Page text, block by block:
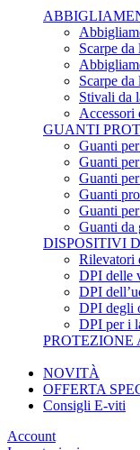
Scarpe
Scarpe
Stivali da
Accessori
GUANTI
Guanti
Guanti
Guanti
Guanti
Guanti
Guanti da
DISPOSITIVI
Rilevatori
DPI delle
DPI
DPI degli
DPI per i
PROTEZIONE
NOVITÀ
OFFERTA
Consigli E-viti
Account